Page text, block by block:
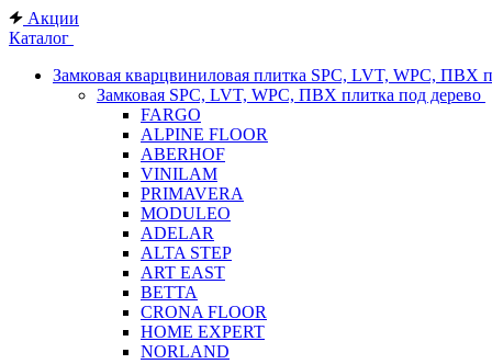
Акции
Каталог
Замковая кварцвиниловая плитка SPC, LVT, WPC, ПВХ
Замковая SPC, LVT, WPC, ПВХ плитка под дерево
FARGO
ALPINE FLOOR
ABERHOF
VINILAM
PRIMAVERA
MODULEO
ADELAR
ALTA STEP
ART EAST
BETTA
CRONA FLOOR
HOME EXPERT
NORLAND